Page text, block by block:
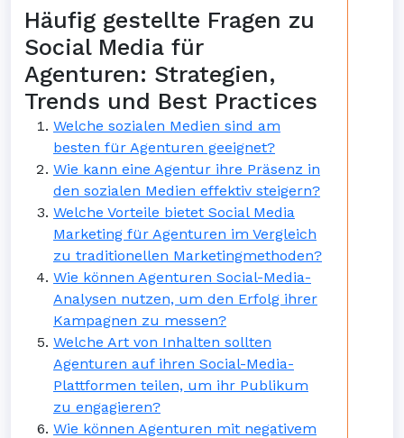
Häufig gestellte Fragen zu
Social Media für
Agenturen: Strategien,
Trends und Best Practices
Welche sozialen Medien sind am
besten für Agenturen geeignet?
Wie kann eine Agentur ihre Präsenz in
den sozialen Medien effektiv steigern?
Welche Vorteile bietet Social Media
Marketing für Agenturen im Vergleich
zu traditionellen Marketingmethoden?
Wie können Agenturen Social-Media-
Analysen nutzen, um den Erfolg ihrer
Kampagnen zu messen?
Welche Art von Inhalten sollten
Agenturen auf ihren Social-Media-
Plattformen teilen, um ihr Publikum
zu engagieren?
Wie können Agenturen mit negativem